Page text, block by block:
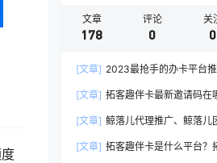
文章
178
评论
0
关
0
[文章] 2023最抢手的办卡平台
[文章] 拓客趣伴卡最新邀请码在
[文章] 鲸落儿代理推广、鲸落儿
[文章] 拓客趣伴卡是什么平台？